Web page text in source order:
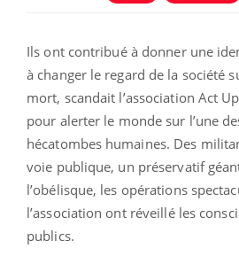
Ils ont contribué à donner une
à changer le regard de la société
mort, scandait l’association Act
pour alerter le monde sur l’une
hécatombes humaines. Des
voie publique, un préservatif
l’obélisque, les opérations
l’association ont réveillé les
publics.